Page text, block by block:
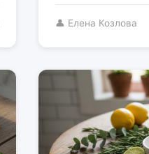
👤 Елена Козлова